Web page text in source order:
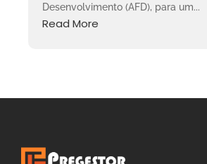
Desenvolvimento (AFD), para um...
Read More